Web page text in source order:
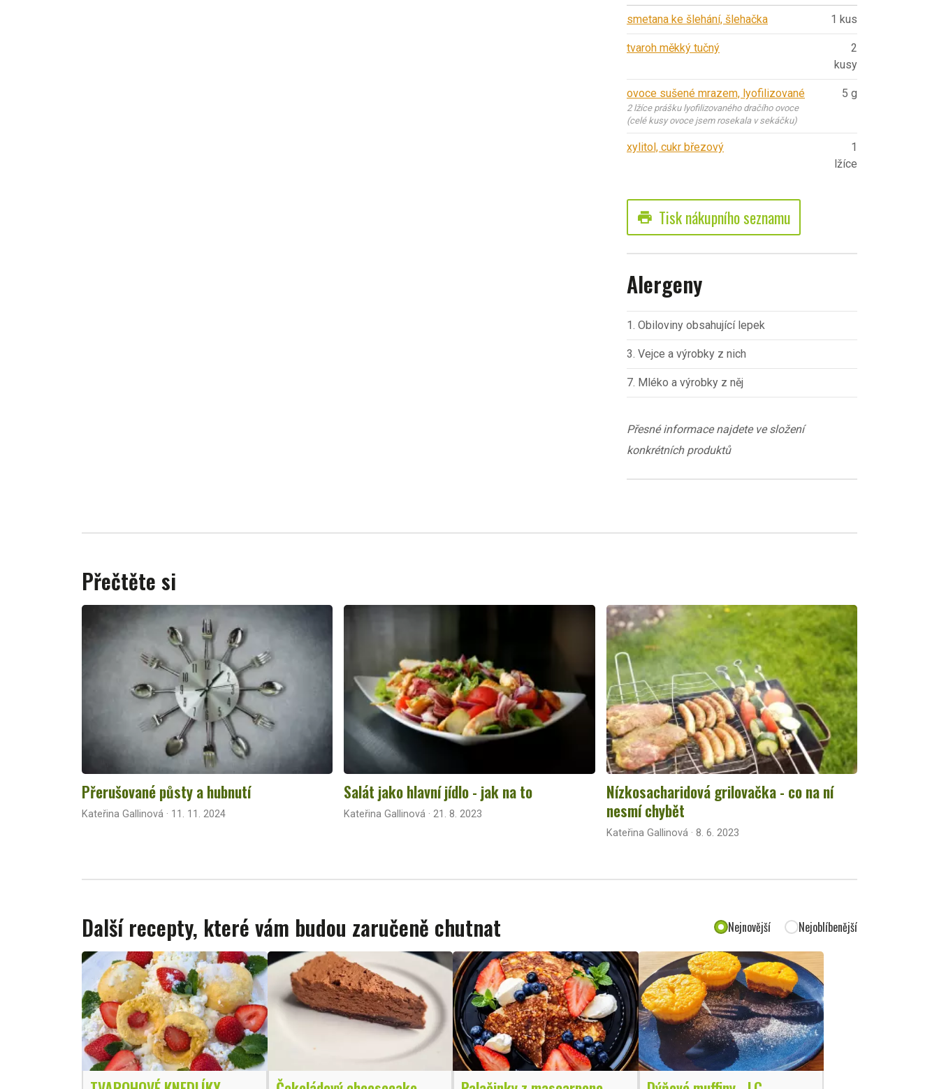
smetana ke šlehání, šlehačka 1 kus
tvaroh měkký tučný
2
kusy
ovoce sušené mrazem, lyofilizované
2 lžíce prášku lyofilizovaného dračího ovoce
(celé kusy ovoce jsem rosekala v sekáčku)
5 g
xylitol, cukr březový
1
lžíce
print Tisk nákupního seznamu
Alergeny
1. Obiloviny obsahující lepek
3. Vejce a výrobky z nich
7. Mléko a výrobky z něj
Přesné informace najdete ve složení
konkrétních produktů
Přečtěte si
Přerušované půsty a hubnutí
Kateřina Gallinová · 11. 11. 2024
Salát jako hlavní jídlo - jak na to
Kateřina Gallinová · 21. 8. 2023
Nízkosacharidová grilovačka - co na ní
nesmí chybět
Kateřina Gallinová · 8. 6. 2023
Další recepty, které vám budou zaručeně chutnat Nejnovější Nejoblíbenější